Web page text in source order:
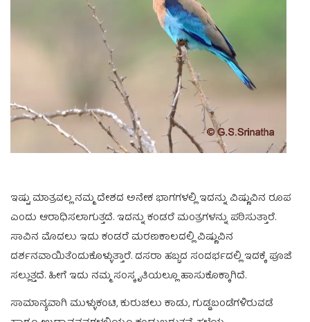
ಇಷ್ಟು ಮಾತ್ರವಲ್ಲ ನಮ್ಮ ದೇಶದ ಅನೇಕ ಭಾಗಗಳಲ್ಲಿ ಇದನ್ನು ವಿಷ್ಣುವಿನ ರೂಪ
ಎಂದು ಆರಾಧಿಸಲಾಗುತ್ತದೆ. ಇದನ್ನು ಕಂಡರೆ ಮಂತ್ರಗಳನ್ನು ಪಠಿಸುತ್ತಾರೆ.
ಸಾವಿನ ಮೊದಲು ಇದು ಕಂಡರೆ ಮರಣಕಾಲದಲ್ಲಿ ವಿಷ್ಣುವಿನ
ದರ್ಶನವಾಯಿತೆಂದುಕೊಳ್ಳುತ್ತಾರೆ. ದಸರಾ ಹಬ್ಬದ ಸಂದರ್ಭದಲ್ಲಿ ಇದಕ್ಕೆ ಪೂಜೆ
ಸಲ್ಲುತ್ತದೆ. ಹೀಗೆ ಇದು ನಮ್ಮ ಸಂಸ್ಕೃತಿಯಲ್ಲೂ ಹಾಸುಕೊಕ್ಕಾಗಿದೆ.
ಸಾಮಾನ್ಯವಾಗಿ ಮುಳ್ಳುಕಂಟಿ, ಕುರುಚಲು ಕಾಡು, ಗುಡ್ಡಬಂಡೆಗಳಿರುವಡೆ